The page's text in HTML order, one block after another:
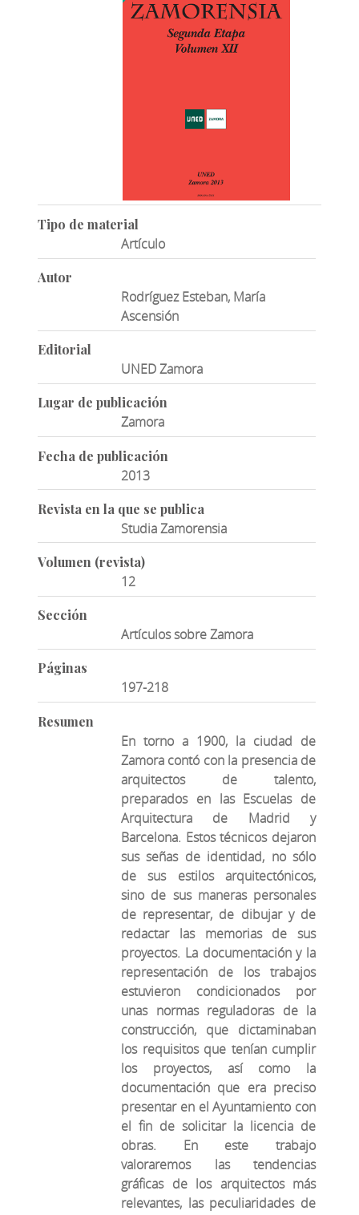
Tipo de material
Artículo
Autor
Rodríguez Esteban, María
Ascensión
Editorial
UNED Zamora
Lugar de publicación
Zamora
Fecha de publicación
2013
Revista en la que se publica
Studia Zamorensia
Volumen (revista)
12
Sección
Artículos sobre Zamora
Páginas
197-218
Resumen
En torno a 1900, la ciudad de
Zamora contó con la presencia de
arquitectos de talento,
preparados en las Escuelas de
Arquitectura de Madrid y
Barcelona. Estos técnicos dejaron
sus señas de identidad, no sólo
de sus estilos arquitectónicos,
sino de sus maneras personales
de representar, de dibujar y de
redactar las memorias de sus
proyectos. La documentación y la
representación de los trabajos
estuvieron condicionados por
unas normas reguladoras de la
construcción, que dictaminaban
los requisitos que tenían cumplir
los proyectos, así como la
documentación que era preciso
presentar en el Ayuntamiento con
el fin de solicitar la licencia de
obras. En este trabajo
valoraremos las tendencias
gráficas de los arquitectos más
relevantes, las peculiaridades de